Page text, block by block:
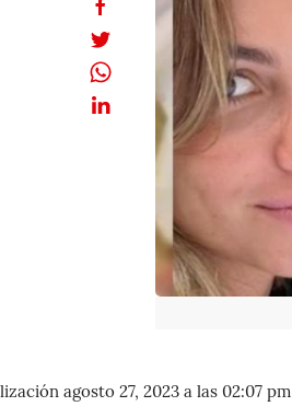
agosto 27, 2023 a las 02:07 pm